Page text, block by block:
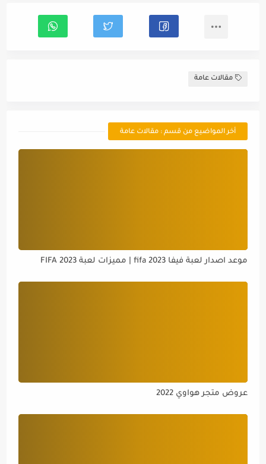
مقالات عامة
أخر المواضيع من قسم : مقالات عامة
موعد اصدار لعبة فيفا 2023 fifa | مميزات لعبة FIFA 2023
عروض متجر هواوي 2022